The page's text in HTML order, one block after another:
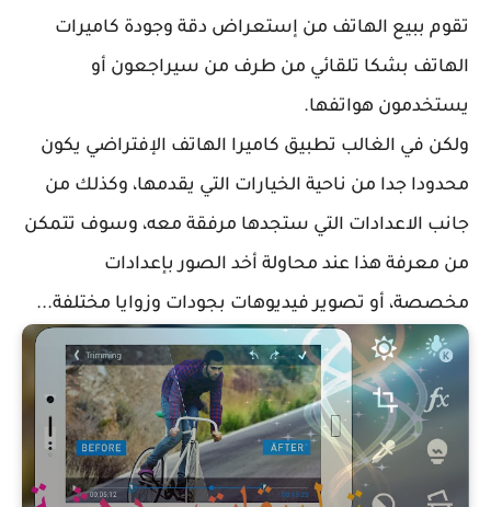
تقوم ببيع الهاتف من إستعراض دقة وجودة كاميرات
الهاتف بشكا تلقائي من طرف من سيراجعون أو
يستخدمون هواتفها.
ولكن في الغالب تطبيق كاميرا الهاتف الإفتراضي يكون
محدودا جدا من ناحية الخيارات التي يقدمها، وكذلك من
جانب الاعدادات التي ستجدها مرفقة معه، وسوف تتمكن
من معرفة هذا عند محاولة أخد الصور بإعدادات
مخصصة، أو تصوير فيديوهات بجودات وزوايا مختلفة...